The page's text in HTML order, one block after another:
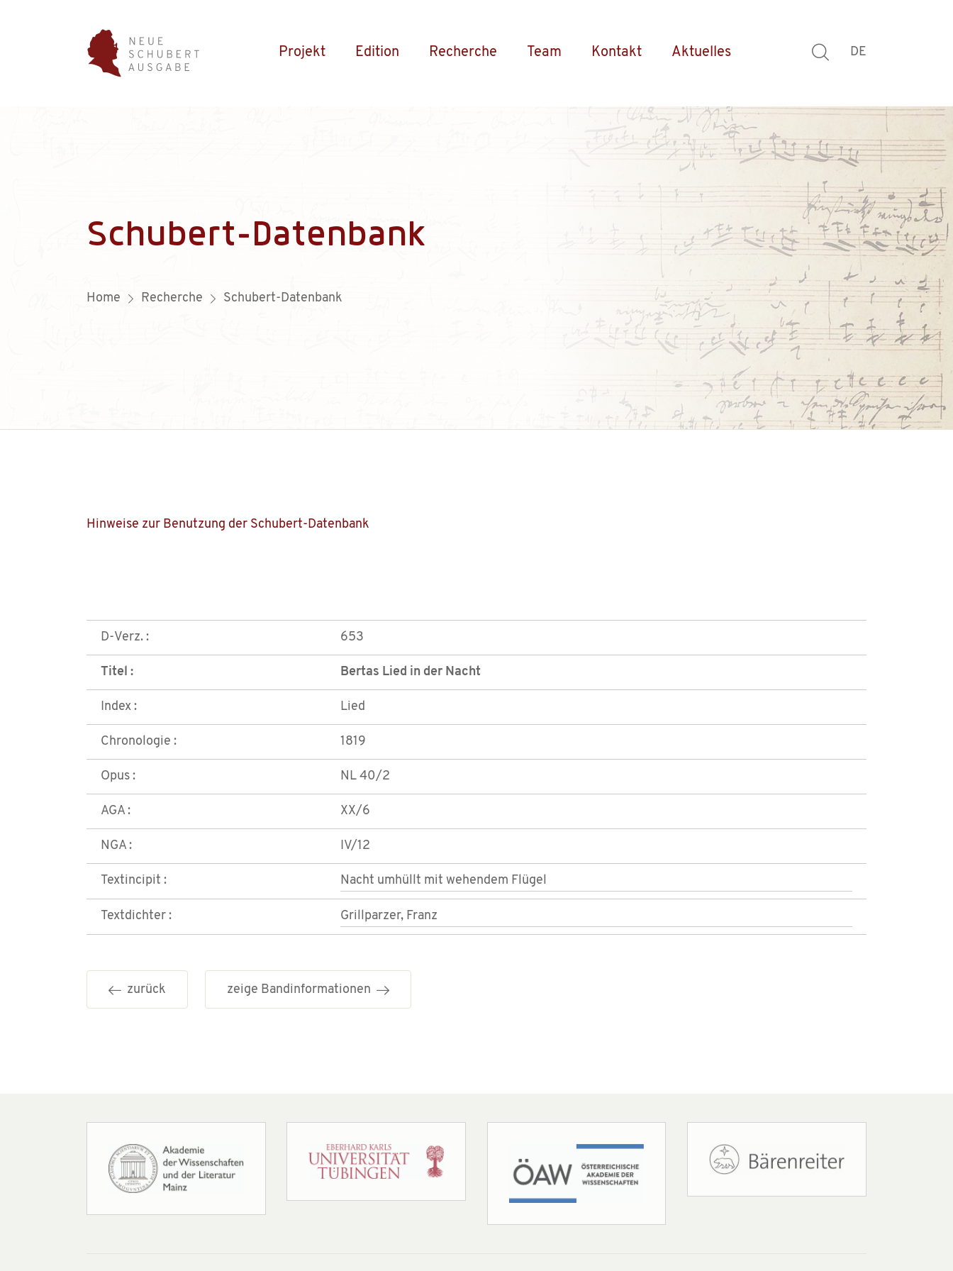
Projekt Edition Recherche Team Kontakt Aktuelles DE
Schubert-Datenbank
Home Recherche Schubert-Datenbank
Hinweise zur Benutzung der Schubert-Datenbank
D-Verz. : 653
Titel : Bertas Lied in der Nacht
Index : Lied
Chronologie : 1819
Opus : NL 40/2
AGA : XX/6
NGA : IV/12
Textincipit : Nacht umhüllt mit wehendem Flügel
Textdichter : Grillparzer, Franz
zurück zeige Bandinformationen